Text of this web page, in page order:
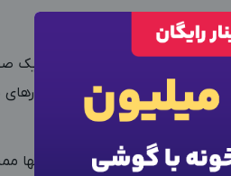
است! وقتی که کاربری وارد
مطالب می‌رود. اگر تعداد
وجود آن‌که تعداد زیادی از آنها
×
پیامک خواهد شد